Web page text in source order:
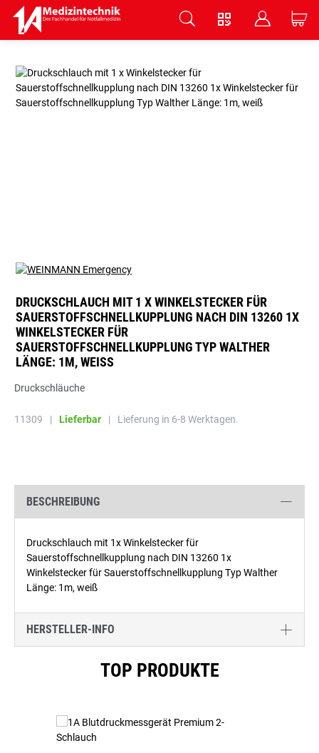
V B C
DRUCKSCHLAUCH MIT 1 X WINKELSTECKER FÜR
SAUERSTOFFSCHNELLKUPPLUNG NACH DIN 13260 1X
WINKELSTECKER FÜR
SAUERSTOFFSCHNELLKUPPLUNG TYP WALTHER
LÄNGE: 1M, WEISS
Druckschläuche
11309 | Lieferbar | Lieferung in 6-8 Werktagen.
BESCHREIBUNG
Druckschlauch mit 1x Winkelstecker für
Sauerstoffschnellkupplung nach DIN 13260 1x
Winkelstecker für Sauerstoffschnellkupplung Typ Walther
Länge: 1m, weiß
HERSTELLER-INFO
TOP PRODUKTE